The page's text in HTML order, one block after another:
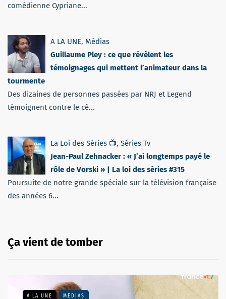
comédienne Cypriane...
A LA UNE, Médias
Guillaume Pley : ce que révèlent les
témoignages qui mettent l’animateur dans la
tourmente
Des dizaines de personnes passées par NRJ et Legend
témoignent contre le cé...
La Loi des Séries 📺, Séries Tv
Jean-Paul Zehnacker : « J’ai longtemps payé le
rôle de Vorski » | La loi des séries #315
Poursuite de notre grande spéciale sur la télévision française
des années 6...
Ça vient de tomber
A LA UNE MÉDIAS